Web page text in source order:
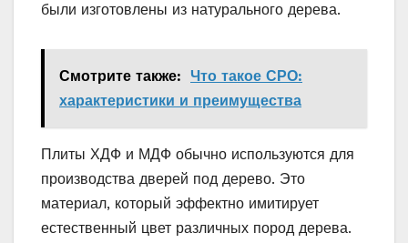
были изготовлены из натурального дерева.
Смотрите также: Что такое СРО:
характеристики и преимущества
Плиты ХДФ и МДФ обычно используются для
производства дверей под дерево. Это
материал, который эффектно имитирует
естественный цвет различных пород дерева.